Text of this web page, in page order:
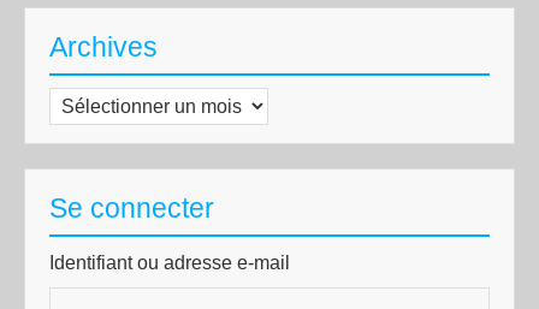
Archives
Archives
Se connecter
Identifiant ou adresse e-mail